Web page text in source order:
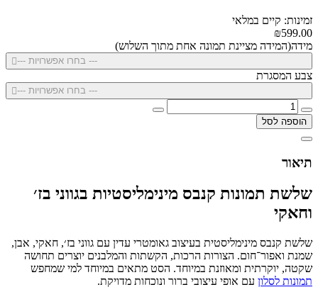
זמינות: קיים במלאי
₪599.00
מידה(המידה מציינת תמונה אחת מתוך השלוש)
--- בחרו אפשרויות ---
צבע המסגרת
--- בחרו אפשרויות ---
הוספה לסל
תיאור
שלשת תמונות קנבס מינימליסטיות בגווני בז׳
וחאקי
שלשת קנבס מינימליסטית בעיצוב גאומטרי עדין עם גווני בז׳, חאקי, אבן,
שמנת ואפור־חום. הצורות הרכות, הקשתות והמלבנים יוצרים תחושה
שקטה, יוקרתית ומאוזנת במיוחד. הסט מתאים במיוחד למי שמחפש
תמונות לסלון עם אופי עיצובי ברור ונוכחות מדויקת.